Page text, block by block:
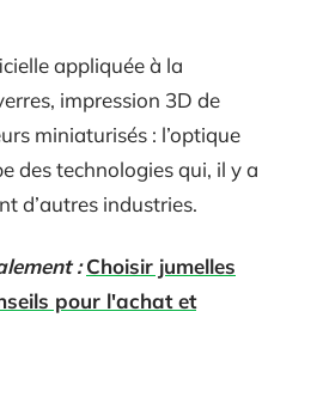
appliquée à la
impression 3D de
miniaturisés : l’optique
des technologies qui, il y a
d’autres industries.
: Choisir jumelles
pour l'achat et